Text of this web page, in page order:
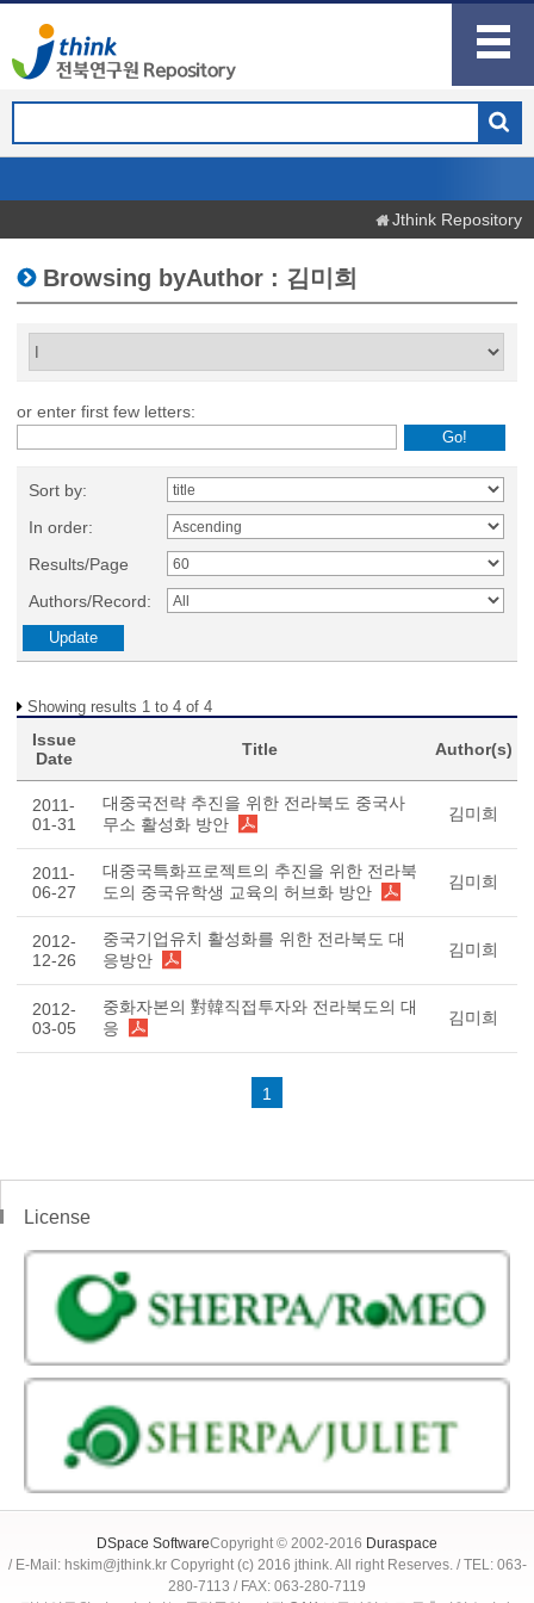
Jthink Repository
Browsing byAuthor : 김미희
or enter first few letters:
Sort by:
In order:
Results/Page
Authors/Record:
Showing results 1 to 4 of 4
Issue
Date
Title Author(s)
2011-
01-31
대중국전략 추진을 위한 전라북도 중국사
무소 활성화 방안
김미희
2011-
06-27
대중국특화프로젝트의 추진을 위한 전라북
도의 중국유학생 교육의 허브화 방안
김미희
2012-
12-26
중국기업유치 활성화를 위한 전라북도 대
응방안
김미희
2012-
03-05
중화자본의 對韓직접투자와 전라북도의 대
응
김미희
1
License
DSpace SoftwareCopyright © 2002-2016 Duraspace
/ E-Mail: hskim@jthink.kr Copyright (c) 2016 jthink. All right Reserves. / TEL: 063-
280-7113 / FAX: 063-280-7119